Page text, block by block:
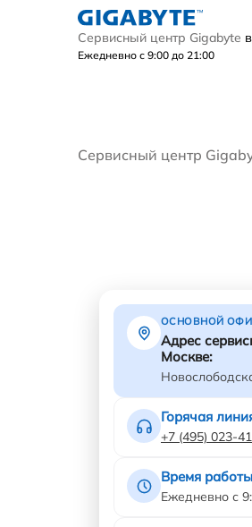
Сервисный центр Gigabyte
Ежедневно с 9:00 до 21:00
Сервисный центр
ОСНОВНОЙ
Адрес
Москве:
Горячая
+7 (495) 023-
Время работы
Ежедневно с